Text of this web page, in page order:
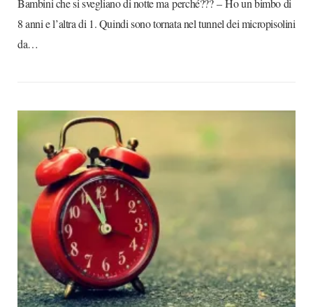
Bambini che si svegliano di notte ma perché??? – Ho un bimbo di
8 anni e l’altra di 1. Quindi sono tornata nel tunnel dei micropisolini
da…